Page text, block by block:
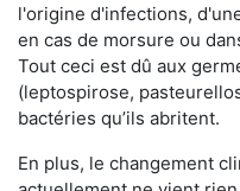
l'origine d'infections,
en cas de morsure ou
Tout ceci est dû aux
(leptospirose,
bactéries qu’ils abritent.
En plus, le changement